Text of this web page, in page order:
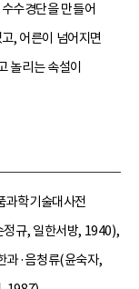
수경단을 만들어
, 어른이 넘어지면
놀리는 속설이
과학기술대사전
규, 일한서방, 1940),
과·음청류(윤숙자,